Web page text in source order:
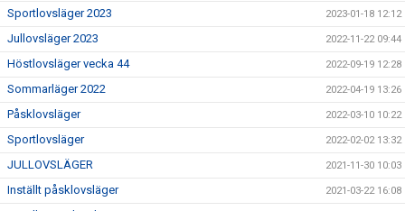
Sportlovsläger 2023 2023-01-18 12:12
Jullovsläger 2023 2022-11-22 09:44
Höstlovsläger vecka 44 2022-09-19 12:28
Sommarläger 2022 2022-04-19 13:26
Påsklovsläger 2022-03-10 10:22
Sportlovsläger 2022-02-02 13:32
JULLOVSLÄGER 2021-11-30 10:03
Inställt påsklovsläger 2021-03-22 16:08